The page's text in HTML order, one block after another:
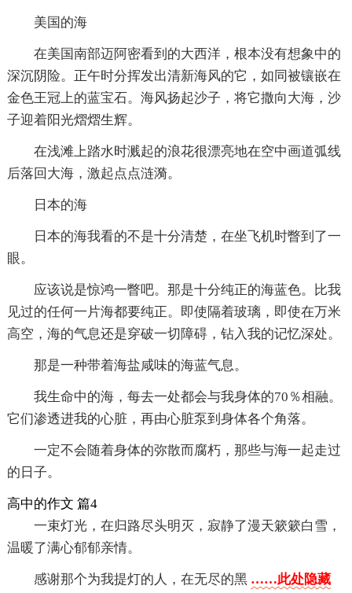
美国的海
在美国南部迈阿密看到的大西洋，根本没有想象中的
深沉阴险。正午时分挥发出清新海风的它，如同被镶嵌在
金色王冠上的蓝宝石。海风扬起沙子，将它撒向大海，沙
子迎着阳光熠熠生辉。
在浅滩上踏水时溅起的浪花很漂亮地在空中画道弧线
后落回大海，激起点点涟漪。
日本的海
日本的海我看的不是十分清楚，在坐飞机时瞥到了一
眼。
应该说是惊鸿一瞥吧。那是十分纯正的海蓝色。比我
见过的任何一片海都要纯正。即使隔着玻璃，即使在万米
高空，海的气息还是穿破一切障碍，钻入我的记忆深处。
那是一种带着海盐咸味的海蓝气息。
我生命中的海，每去一处都会与我身体的70％相融。
它们渗透进我的心脏，再由心脏泵到身体各个角落。
一定不会随着身体的弥散而腐朽，那些与海一起走过
的日子。
高中的作文 篇4
一束灯光，在归路尽头明灭，寂静了漫天簌簌白雪，
温暖了满心郁郁亲情。
感谢那个为我提灯的人，在无尽的黑 ……此处隐藏